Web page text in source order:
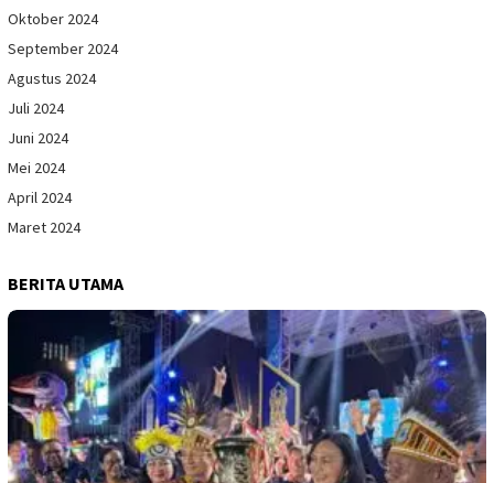
Oktober 2024
September 2024
Agustus 2024
Juli 2024
Juni 2024
Mei 2024
April 2024
Maret 2024
BERITA UTAMA